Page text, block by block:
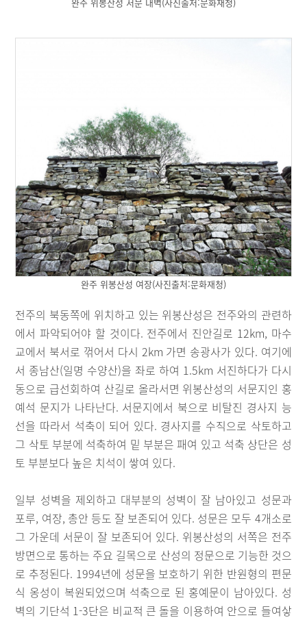
완주 위봉산성 여장(사진출처:문화재청)
전주의 북동쪽에 위치하고 있는 위봉산성은 전주와의 관련하
에서 파악되어야 할 것이다. 전주에서 진안길로 12km, 마수
교에서 북서로 꺾어서 다시 2km 가면 송광사가 있다. 여기에
서 종남산(일명 수양산)을 좌로 하여 1.5km 서진하다가 다시
동으로 급선회하여 산길로 올라서면 위봉산성의 서문지인 홍
예석 문지가 나타난다. 서문지에서 북으로 비탈진 경사지 능
선을 따라서 석축이 되어 있다. 경사지를 수직으로 삭토하고
그 삭토 부분에 석축하여 밑 부분은 패여 있고 석축 상단은 성
토 부분보다 높은 치석이 쌓여 있다.
일부 성벽을 제외하고 대부분의 성벽이 잘 남아있고 성문과
포루, 여장, 총안 등도 잘 보존되어 있다. 성문은 모두 4개소로
그 가운데 서문이 잘 보존되어 있다. 위봉산성의 서쪽은 전주
방면으로 통하는 주요 길목으로 산성의 정문으로 기능한 것으
로 추정된다. 1994년에 성문을 보호하기 위한 반원형의 편문
식 옹성이 복원되었으며 석축으로 된 홍예문이 남아있다. 성
벽의 기단석 1-3단은 비교적 큰 돌을 이용하여 안으로 들여샇